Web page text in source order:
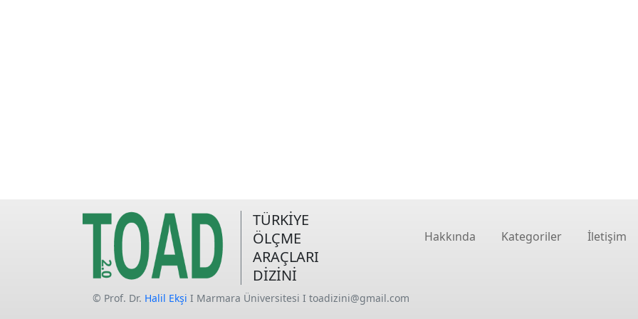
TÜRKİYE
ÖLÇME
ARAÇLARI
DİZİNİ
Hakkında Kategoriler İletişim
© Prof. Dr. Halil Ekşi I Marmara Üniversitesi I toadizini@gmail.com